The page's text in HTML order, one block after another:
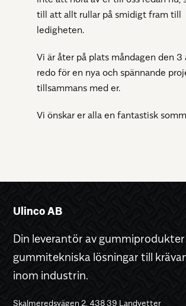
till att allt rullar på smidigt fram till
ledigheten.
Vi är åter på plats måndagen den 3
redo för en nya och spännande
tillsammans med er.
Vi önskar er alla en fantastisk
Ulinco AB
Din leverantör av
gummitekniska lösningar till
inom industrin.
Skalmeredsvägen 2, 438 39 Landvetter